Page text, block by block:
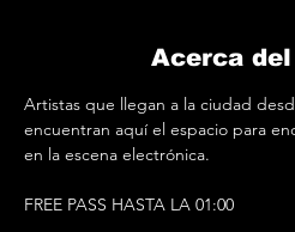
Acerca
Artistas que llegan a la ciudad
encuentran aquí el espacio para
en la escena electrónica.
FREE PASS HASTA LA 01:00